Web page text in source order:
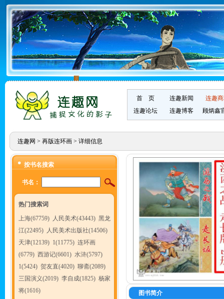
首 页 连趣新闻
连趣
连趣论坛
连趣博客 顾炳鑫
连趣网 > 再版连环画> 详细信息
按书名搜索
书名：
热门搜索词
上海(67759) 人民美术(43443) 黑龙
江(22495) 人民美术出版社(14506)
天津(12139) 1(11775) 连环画
(6779) 西游记(6601) 水浒(5797)
1(5424) 贺友直(4020) 聊斋(2089)
三国演义(2019) 李自成(1825) 杨家
将(1616)
图书简介